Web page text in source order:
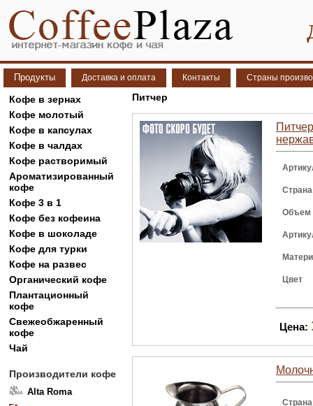
Продукты Доставка и оплата Контакты Страны
Кофе в зернах
Кофе молотый
Кофе в капсулах
Кофе в чалдах
Кофе растворимый
Ароматизированный
кофе
Кофе 3 в 1
Кофе без кофеина
Кофе в шоколаде
Кофе для турки
Кофе на развес
Органический кофе
Плантационный
кофе
Свежеобжаренный
кофе
Чай
Производители кофе
Alta Roma
Питчер
Объем
Цвет
Цена: